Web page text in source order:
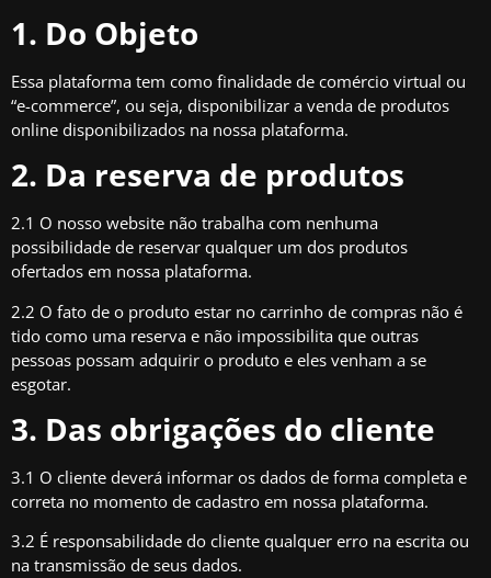
1. Do Objeto
Essa plataforma tem como finalidade de comércio virtual ou
“e-commerce”, ou seja, disponibilizar a venda de produtos
online disponibilizados na nossa plataforma.
2. Da reserva de produtos
2.1 O nosso website não trabalha com nenhuma
possibilidade de reservar qualquer um dos produtos
ofertados em nossa plataforma.
2.2 O fato de o produto estar no carrinho de compras não é
tido como uma reserva e não impossibilita que outras
pessoas possam adquirir o produto e eles venham a se
esgotar.
3. Das obrigações do cliente
3.1 O cliente deverá informar os dados de forma completa e
correta no momento de cadastro em nossa plataforma.
3.2 É responsabilidade do cliente qualquer erro na escrita ou
na transmissão de seus dados.